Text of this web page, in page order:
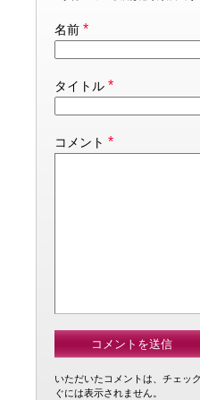
名前 *
タイトル *
コメント *
いただいたコメントは、チェッ
ぐには表示されません。